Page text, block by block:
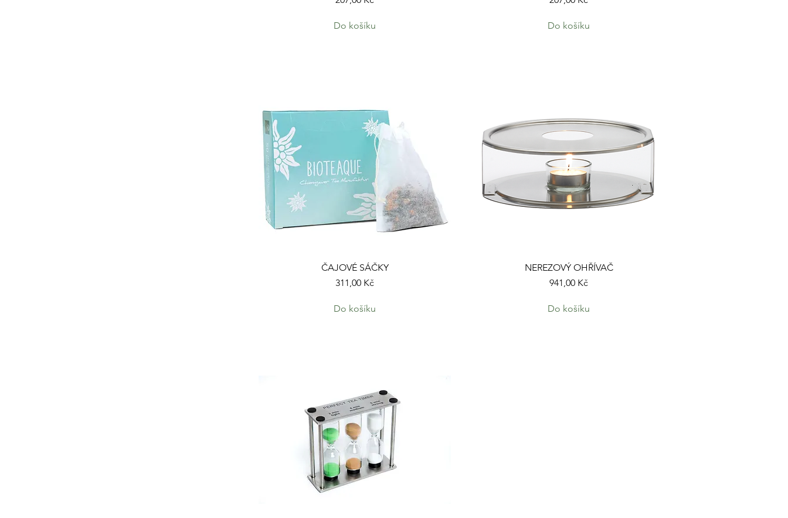
Do košíku Do košíku
ČAJOVÉ SÁČKY
Cena
311,00 Kč
Do košíku
NEREZOVÝ OHŘÍVAČ
Cena
941,00 Kč
Do košíku